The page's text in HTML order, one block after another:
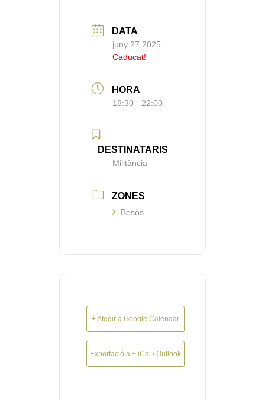
DATA
juny 27 2025
Caducat!
HORA
18:30 - 22:00
DESTINATARIS
Militància
ZONES
Besòs
+ Afegir a Google Calendar
Exportació a + iCal / Outlook